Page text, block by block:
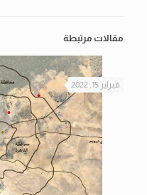
مقالات مرتبطة
فبراير 15, 2022